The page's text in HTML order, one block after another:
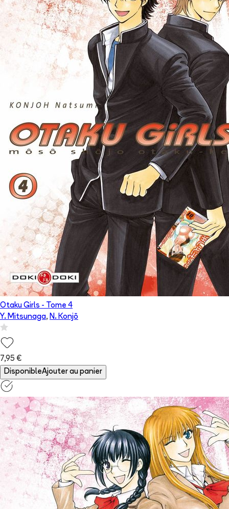
Otaku Girls - Tome 4
Y. Mitsunaga, N. Konjō
7,95 €
DisponibleAjouter au panier